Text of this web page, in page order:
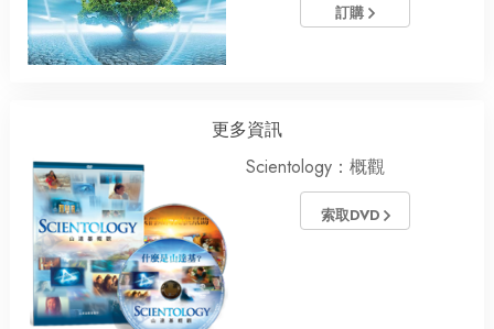
訂購
更多資訊
Scientology：概觀
索取DVD